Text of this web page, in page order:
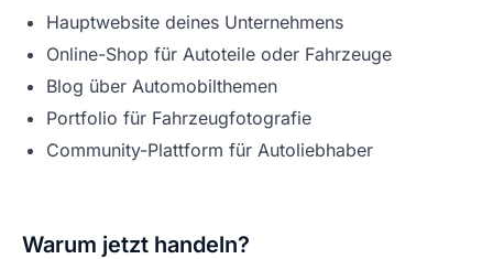
Hauptwebsite deines Unternehmens
Online-Shop für Autoteile oder Fahrzeuge
Blog über Automobilthemen
Portfolio für Fahrzeugfotografie
Community-Plattform für Autoliebhaber
Warum jetzt handeln?